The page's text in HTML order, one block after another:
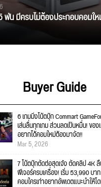
น มีครบไม่ต้องประกอบคอมใ
Buyer Guide
6 เกมมิ่งโน้ตบุ๊ก Commart
เล่นลื่นทุกเกม ส่วนลดเป็นหมื่น! ขอ
อยากได้คอมใหม่ต้องมาจัด!!
Mar 5, 2026
7 โน้ตบุ๊กตัดต่อสุดเจ๋ง ตัดคลิป 4K ลื่
ฟีเจอร์ครบเครื่อง! เริ่ม 53,990 บา
คอมใครเก่าอยากอัพเดตแนะนำให้โ